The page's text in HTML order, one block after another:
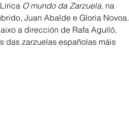
O mundo da Zarzuela, na
Juan Abalde e Gloria Novoa.
a dirección de Rafa Agulló,
das zarzuelas españolas máis